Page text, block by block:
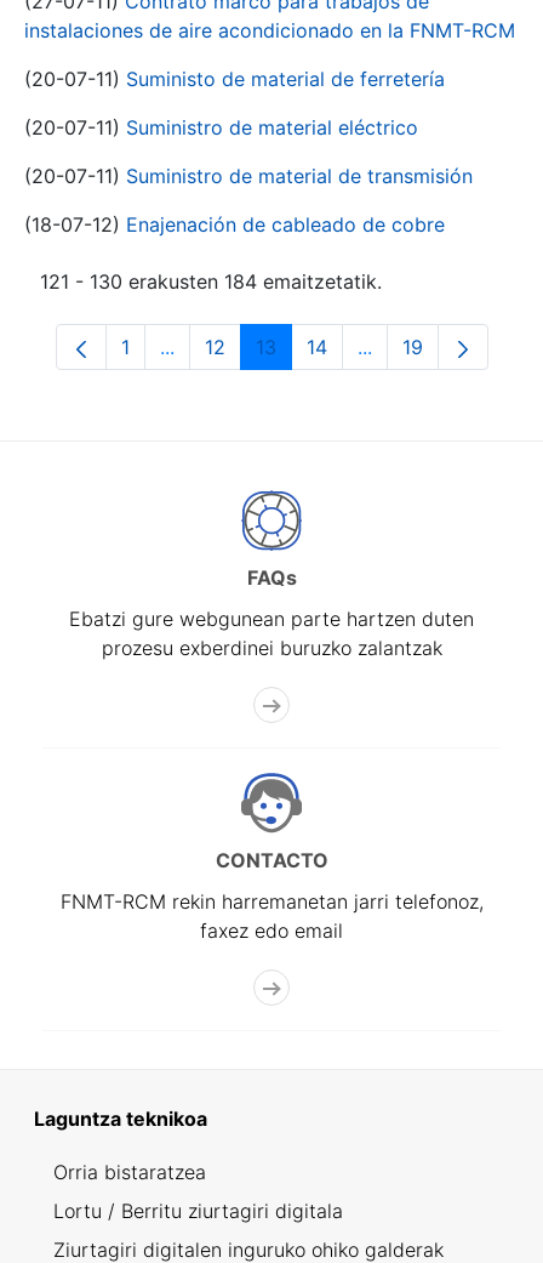
instalaciones de aire acondicionado en la FNMT-RCM
(20-07-11) Suministo de material de ferretería
(20-07-11) Suministro de material eléctrico
(20-07-11) Suministro de material de transmisión
(18-07-12) Enajenación de cableado de cobre
121 - 130 erakusten 184 emaitzetatik.
Orrialdea
1 ...Intermediate Pages Use TAB to navigate.
Orrialdea
12 Orrialdea
13 Orrialdea
14 ...Intermediate
Orrialdea
19
FAQs
Ebatzi gure webgunean parte hartzen duten
prozesu exberdinei buruzko zalantzak
CONTACTO
FNMT-RCM rekin harremanetan jarri telefonoz,
faxez edo email
Laguntza teknikoa
Orria bistaratzea
Lortu / Berritu ziurtagiri digitala
Ziurtagiri digitalen inguruko ohiko galderak